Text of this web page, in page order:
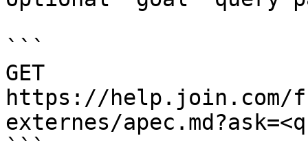
```
GET
https://
externes/
```